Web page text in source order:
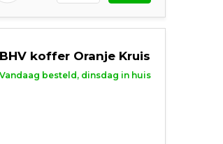
BHV koffer Oranje Kruis
Vandaag besteld, dinsdag in huis